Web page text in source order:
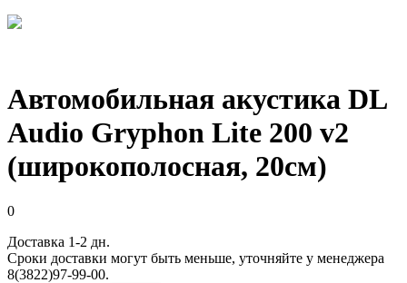
Автомобильная акустика DL
Audio Gryphon Lite 200 v2
(широкополосная, 20см)
0
Доставка 1-2 дн.
Сроки доставки могут быть меньше, уточняйте у менеджера
8(3822)97-99-00.